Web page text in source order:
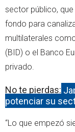
sector público,
fondo para
multilaterales
(BID) o el Banco
privado.
No te pierdas:
potenciar su
“Lo que empezó